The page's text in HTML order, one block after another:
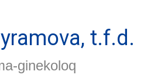
t.f.d.
ginekoloq